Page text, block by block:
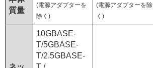
質量
(電源アダプターを
除く)
(電源アダプターを除
く)
10GBASE-
T/5GBASE-
T/2.5GBASE-